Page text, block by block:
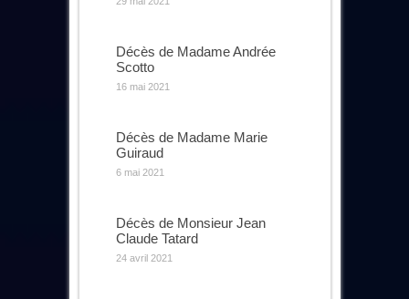
Décès de Madame Andrée
Scotto
16 mai 2021
Décès de Madame Marie
Guiraud
6 mai 2021
Décès de Monsieur Jean
Claude Tatard
24 avril 2021